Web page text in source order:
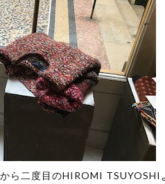
ら二度目のHIROMI TSUYOSHI